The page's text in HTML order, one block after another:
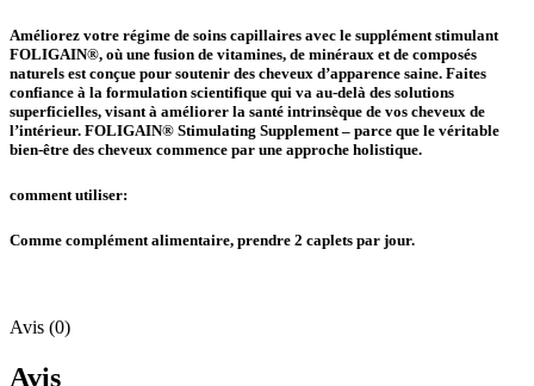
Améliorez votre régime de soins capillaires avec le supplément stimulant
FOLIGAIN®, où une fusion de vitamines, de minéraux et de composés
naturels est conçue pour soutenir des cheveux d’apparence saine. Faites
confiance à la formulation scientifique qui va au-delà des solutions
superficielles, visant à améliorer la santé intrinsèque de vos cheveux de
l’intérieur. FOLIGAIN® Stimulating Supplement – parce que le véritable
bien-être des cheveux commence par une approche holistique.
comment utiliser:
Comme complément alimentaire, prendre 2 caplets par jour.
Avis (0)
Avis